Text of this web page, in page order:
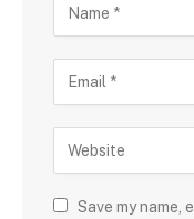
Save my name,